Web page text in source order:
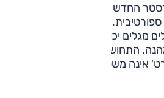
החדש מתלים רכים, והתוצאה
בהתחלה זה לא מעורר
מגלים יכולת דינמית טובה
התחושה היא שההיגוי אינו מדויק,
אינה משפיעה גם עליו. הבלמים